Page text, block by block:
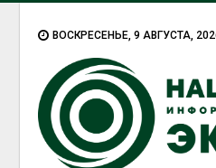
ВОСКРЕСЕНЬЕ, 9 АВГУСТА,